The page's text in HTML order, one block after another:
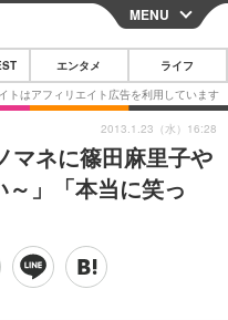
CLOSE
スマートフォン
その他
映画・ドラマ
MENU
エンタメ ライフ
マネに篠田麻里子や
」「本当に笑っ
2013.1.23（水）16:28